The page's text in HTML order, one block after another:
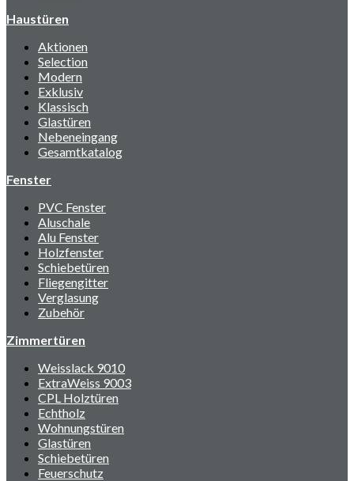
Haustüren
Aktionen
Selection
Modern
Exklusiv
Klassisch
Glastüren
Nebeneingang
Gesamtkatalog
Fenster
PVC Fenster
Aluschale
Alu Fenster
Holzfenster
Schiebetüren
Fliegengitter
Verglasung
Zubehör
Zimmertüren
Weisslack 9010
ExtraWeiss 9003
CPL Holztüren
Echtholz
Wohnungstüren
Glastüren
Schiebetüren
Feuerschutz